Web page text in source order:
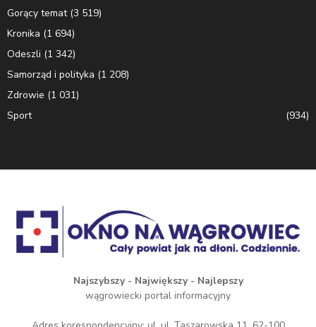
Gorący temat(3 519)
Kronika (1 694)
Odeszli (1 342)
Samorząd i polityka (1 208)
Zdrowie (1 031)
Sport
(934)
Najszybszy - Największy - Najlepszy
wągrowiecki portal informacyjny